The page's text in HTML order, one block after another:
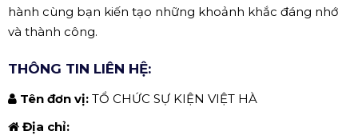
hành cùng bạn kiến tạo những khoảnh khắc đáng nhớ
và thành công.
THÔNG TIN LIÊN HỆ:
Tên đơn vị: TỔ CHỨC SỰ KIỆN VIỆT HÀ
Địa chỉ: